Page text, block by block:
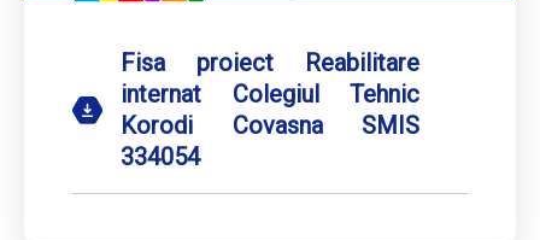
Fisa proiect Reabilitare
internat Colegiul Tehnic
Korodi Covasna SMIS
334054